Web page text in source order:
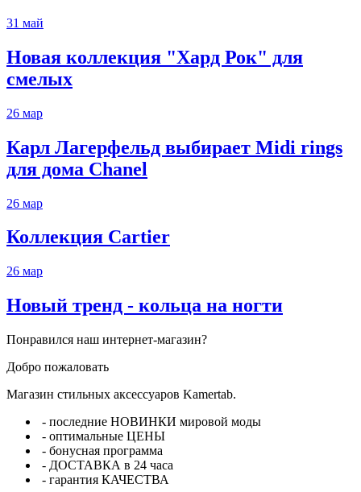
31 май
Новая коллекция "Хард Рок" для
смелых
26 мар
Карл Лагерфельд выбирает Midi rings
для дома Chanel
26 мар
Коллекция Cartier
26 мар
Новый тренд - кольца на ногти
Понравился наш интернет-магазин?
Добро пожаловать
Магазин стильных аксессуаров Kamertab.
- последние НОВИНКИ мировой моды
- оптимальные ЦЕНЫ
- бонусная программа
- ДОСТАВКА в 24 часа
- гарантия КАЧЕСТВА